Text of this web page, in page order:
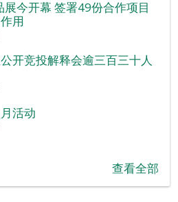
今开幕 签署49份合作项目
用
开竞投解释会逾三百三十人
活动
查看全部